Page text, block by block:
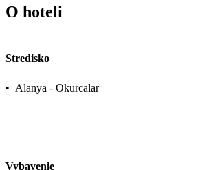
O hoteli
Stredisko
• Alanya - Okurcalar
Vybavenie